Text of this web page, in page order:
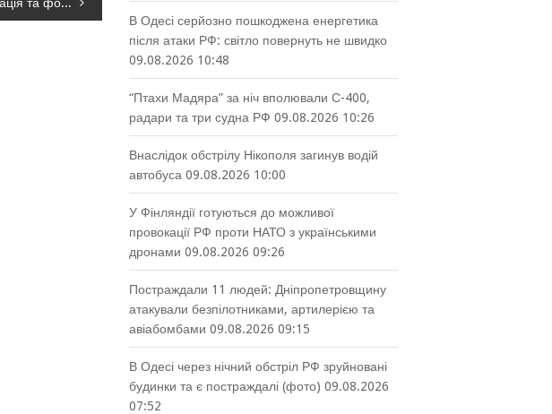
В Одесі серйозно пошкоджена енергетика
після атаки РФ: світло повернуть не швидко
09.08.2026 10:48
“Птахи Мадяра” за ніч вполювали С-400,
радари та три судна РФ 09.08.2026 10:26
Внаслідок обстрілу Нікополя загинув водій
автобуса 09.08.2026 10:00
У Фінляндії готуються до можливої
провокації РФ проти НАТО з українськими
дронами 09.08.2026 09:26
Постраждали 11 людей: Дніпропетровщину
атакували безпілотниками, артилерією та
авіабомбами 09.08.2026 09:15
В Одесі через нічний обстріл РФ зруйновані
будинки та є постраждалі (фото) 09.08.2026
07:52